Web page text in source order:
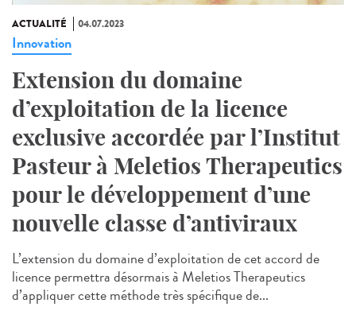
ACTUALITÉ 04.07.2023
Innovation
Extension du domaine
d’exploitation de la licence
exclusive accordée par l’Institut
Pasteur à Meletios Therapeutics
pour le développement d’une
nouvelle classe d’antiviraux
L’extension du domaine d’exploitation de cet accord de
licence permettra désormais à Meletios Therapeutics
d’appliquer cette méthode très spécifique de...